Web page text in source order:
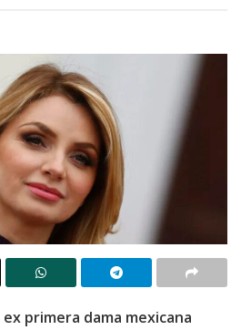
ex primera dama mexicana